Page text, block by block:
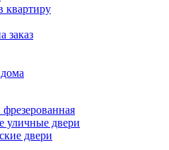
квартиру
заказ
уличные двери
двери